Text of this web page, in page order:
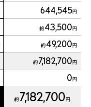
644,545円
約43,500円
約49,200円
約7,182,700円
0円
約7,182,700円